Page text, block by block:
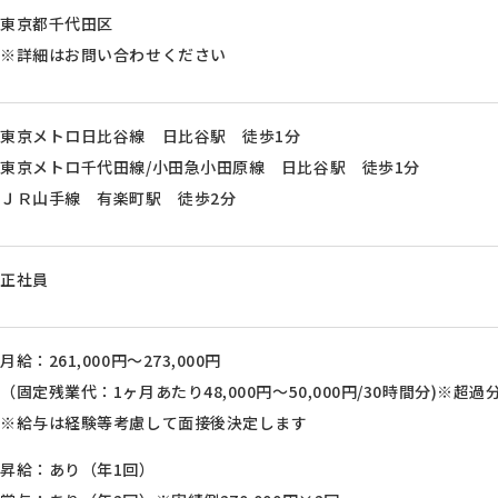
東京都千代田区
※詳細はお問い合わせください
東京メトロ日比谷線 日比谷駅 徒歩1分
東京メトロ千代田線/小田急小田原線 日比谷駅 徒歩1分
ＪＲ山手線 有楽町駅 徒歩2分
正社員
月給：261,000円～273,000円
（固定残業代：1ヶ月あたり48,000円～50,000円/30時間分)※超過
※給与は経験等考慮して面接後決定します
昇給：あり（年1回）